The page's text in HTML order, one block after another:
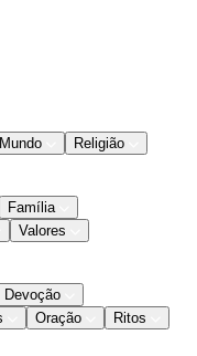
Mundo
Religião
Família
Valores
Devoção
Oração
Ritos